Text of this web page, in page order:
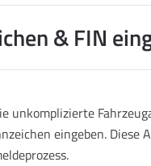
& FIN
unkomplizierte
eingeben.